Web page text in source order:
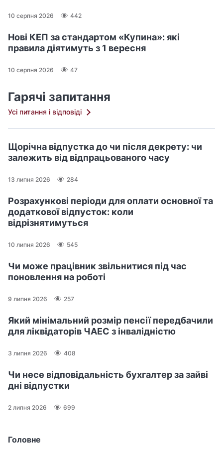
Головне
10 серпня 2026 442
Нові КЕП за стандартом «Купина»: які
правила діятимуть з 1 вересня
10 серпня 2026 47
Гарячі запитання
Усі питання і відповіді
Щорічна відпустка до чи після декрету: чи
залежить від відпрацьованого часу
13 липня 2026 284
Розрахункові періоди для оплати основної та
додаткової відпусток: коли
відрізнятимуться
10 липня 2026 545
Чи може працівник звільнитися під час
поновлення на роботі
9 липня 2026 257
Який мінімальний розмір пенсії передбачили
для ліквідаторів ЧАЕС з інвалідністю
3 липня 2026 408
Чи несе відповідальність бухгалтер за зайві
дні відпустки
2 липня 2026 699